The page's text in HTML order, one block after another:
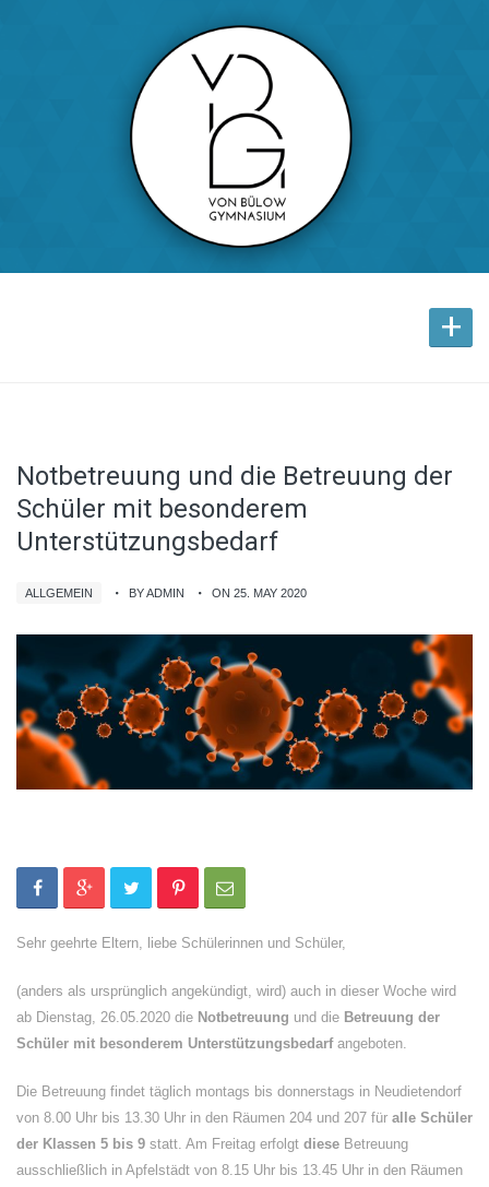
+
Notbetreuung und die Betreuung der
Schüler mit besonderem
Unterstützungsbedarf
ALLGEMEIN BY ADMIN ON 25. MAY 2020
Sehr geehrte Eltern, liebe Schülerinnen und Schüler,
(anders als ursprünglich angekündigt, wird) auch in dieser Woche wird
ab Dienstag, 26.05.2020 die Notbetreuung und die Betreuung der
Schüler mit besonderem Unterstützungsbedarfangeboten.
Die Betreuung findet täglich montags bis donnerstags in Neudietendorf
von 8.00 Uhr bis 13.30 Uhr in den Räumen 204 und 207 für alle Schüler
der Klassen 5 bis 9 statt. Am Freitag erfolgt diese Betreuung
ausschließlich in Apfelstädt von 8.15 Uhr bis 13.45 Uhr in den Räumen